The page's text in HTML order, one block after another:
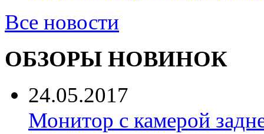
Все новости
ОБЗОРЫ НОВИНОК
24.05.2017
Монитор с камерой